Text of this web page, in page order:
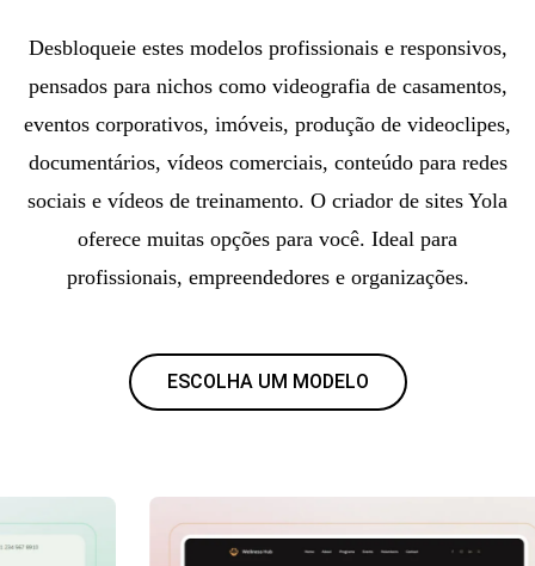
Desbloqueie estes modelos profissionais e responsivos,
pensados para nichos como videografia de casamentos,
eventos corporativos, imóveis, produção de videoclipes,
documentários, vídeos comerciais, conteúdo para redes
sociais e vídeos de treinamento. O criador de sites Yola
oferece muitas opções para você. Ideal para
profissionais, empreendedores e organizações.
ESCOLHA UM MODELO